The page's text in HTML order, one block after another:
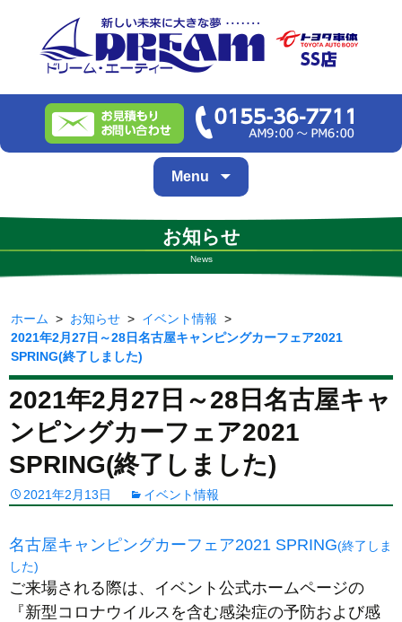
Menu
Skip
お知らせ
News
ホーム > お知らせ > イベント情報 >
2021年2月27日～28日名古屋キャンピングカーフェア2021
SPRING(終了しました)
2021年2月27日～28日名古屋キャ
ンピングカーフェア2021
SPRING(終了しました)
2021年2月13日 イベント情報
名古屋キャンピングカーフェア2021 SPRING(終了しま
した)
ご来場される際は、イベント公式ホームページの
『新型コロナウイルスを含む感染症の予防および感